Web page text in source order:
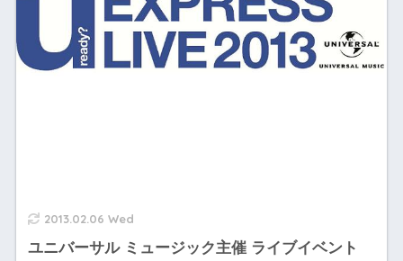
2013.02.06 Wed
ユニバーサル ミュージック主催 ライブイベント